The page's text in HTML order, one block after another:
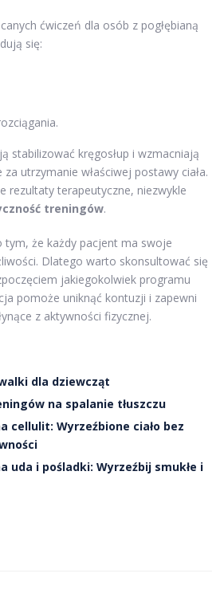
ćwiczeń dla osób z pogłębianą
się:
stabilizować kręgosłup i wzmacniają
utrzymanie właściwej postawy ciała.
rezultaty terapeutyczne, niezwykle
treningów.
tym, że każdy pacjent ma swoje
Dlatego warto skonsultować się
jakiegokolwiek programu
pomoże uniknąć kontuzji i zapewni
z aktywności fizycznej.
dla dziewcząt
na spalanie tłuszczu
cellulit: Wyrzeźbione ciało bez
uda i pośladki: Wyrzeźbij smukłe i